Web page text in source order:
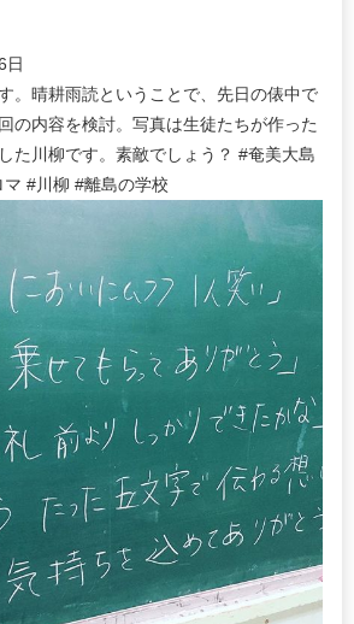
日
。晴耕雨読ということで、先日の俵中で
の内容を検討。写真は生徒たちが作った
た川柳です。素敵でしょう？ #奄美大島
#川柳 #離島の学校